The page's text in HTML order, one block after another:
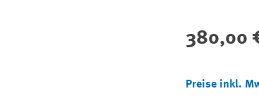
Regulärer
380,00
Preise inkl.